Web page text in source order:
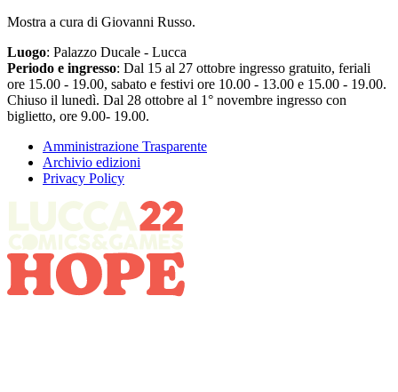
Mostra a cura di Giovanni Russo.
Luogo: Palazzo Ducale - Lucca
Periodo e ingresso: Dal 15 al 27 ottobre ingresso gratuito, feriali
ore 15.00 - 19.00, sabato e festivi ore 10.00 - 13.00 e 15.00 - 19.00.
Chiuso il lunedì. Dal 28 ottobre al 1° novembre ingresso con
biglietto, ore 9.00- 19.00.
Amministrazione Trasparente
Archivio edizioni
Privacy Policy